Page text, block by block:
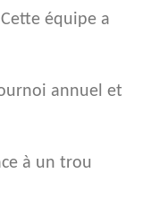
équipe a
annuel et
à un trou